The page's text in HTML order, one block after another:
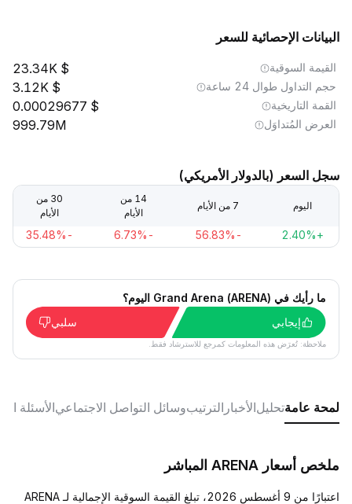
البيانات الإحصائية للسعر
القيمة السوقية 23.34K
حجم التداول طوال 24 ساعة 3.12K
القمة التاريخية 0.00029677
العرض المُتداوَل 999.79M
سجل السعر (بالدولار الأمريكي)
اليوم 7 من الأيام
14 من
الأيام
30 من
الأيام
+2.40%
-56.83%
-6.73%
-35.48%
ما رأيك في Grand Arena (ARENA) اليوم؟
إيجابي
سلبي
ملاحظة: تُعرَض هذه المعلومات كمرجع للاسترشاد فقط.
لمحة عامةتحليلالأخبار الترتيبوسائل التواصل الاجتماعيالأسئلة
ملخص أسعار ARENA المباشر
اعتبارًا من 9 أغسطس 2026، تبلغ القيمة السوقية الإجمالية لـ ARENA